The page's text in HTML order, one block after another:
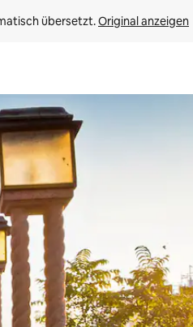
übersetzt. Original anzeigen
erkunde die Ergebnisse durch